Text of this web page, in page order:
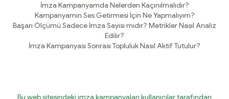
İmza Kampanyamda Nelerden Kaçınılmalıdır?
Kampanyamın Ses Getirmesi İçin Ne Yapmalıyım?
Başarı Ölçümü Sadece İmza Sayısı mıdır? Metrikler Nasıl Analiz
Edilir?
İmza Kampanyası Sonrası Topluluk Nasıl Aktif Tutulur?
Bu web sitesindeki imza kampanyaları kullanıcılar tarafından